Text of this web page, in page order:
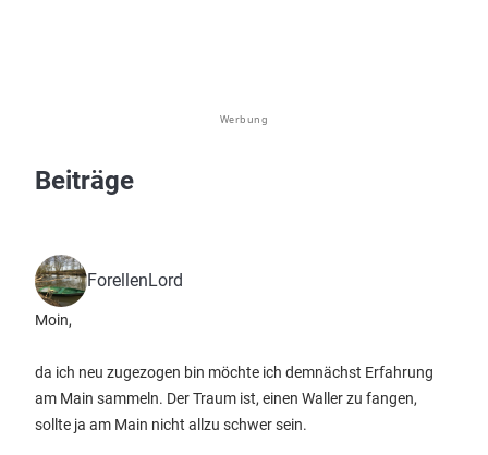
Werbung
Beiträge
ForellenLord
Moin,
da ich neu zugezogen bin möchte ich demnächst Erfahrung
am Main sammeln. Der Traum ist, einen Waller zu fangen,
sollte ja am Main nicht allzu schwer sein.